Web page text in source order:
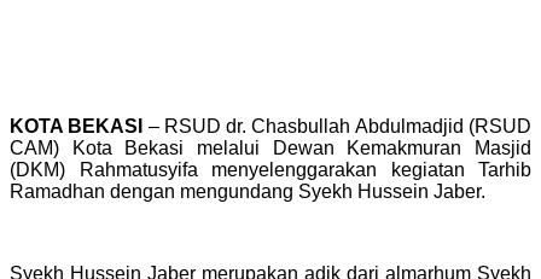
KOTA BEKASI – RSUD dr. Chasbullah Abdulmadjid (RSUD
CAM) Kota Bekasi melalui Dewan Kemakmuran Masjid
(DKM) Rahmatusyifa menyelenggarakan kegiatan Tarhib
Ramadhan dengan mengundang Syekh Hussein Jaber.
Syekh Hussein Jaber merupakan adik dari almarhum Syekh